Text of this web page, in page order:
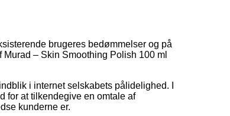
brugeres bedømmelser og på
– Skin Smoothing Polish 100 ml
i internet selskabets pålidelighed. I
for at tilkendegive en omtale af
kunderne er.